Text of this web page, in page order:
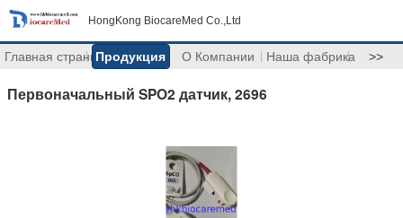
HongKong BiocareMed Co.,Ltd
Главная страницаПродукция О Компании Наша фабрика >>
Первоначальный SPO2 датчик, 2696